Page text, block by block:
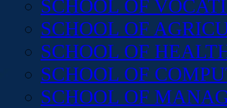
SCHOOL OF
SCHOOL OF
SCHOOL OF
SCHOOL OF
SCHOOL OF